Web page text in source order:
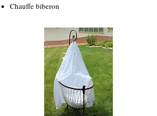
Chauffe biberon